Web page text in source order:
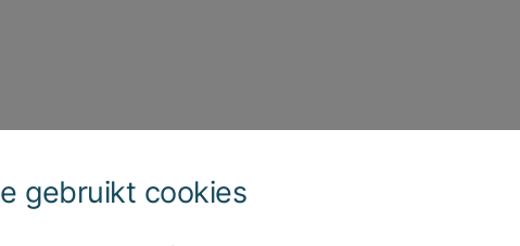
gebruikt cookies